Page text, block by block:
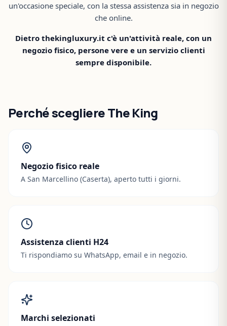
un'occasione speciale, con la stessa assistenza sia in negozio
che online.
Dietro thekingluxury.it c'è un'attività reale, con un
negozio fisico, persone vere e un servizio clienti
sempre disponibile.
Perché scegliere The King
Negozio fisico reale
A San Marcellino (Caserta), aperto tutti i giorni.
Assistenza clienti H24
Ti rispondiamo su WhatsApp, email e in negozio.
Marchi selezionati